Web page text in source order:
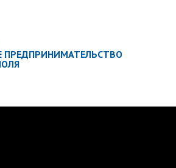
ПРЕДПРИНИМАТЕЛЬСТВО